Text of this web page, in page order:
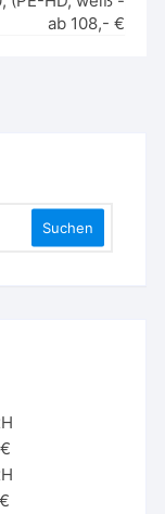
ab 108,- €
Suchen